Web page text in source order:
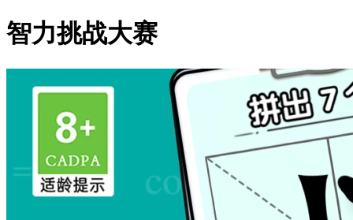
智力挑战大赛